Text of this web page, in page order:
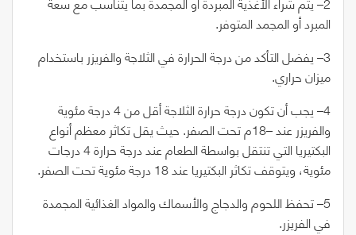
المبرد أو المجمد المتوفر.
3– يفضل التأكد من درجة الحرارة في الثلاجة والفريزر باستخدام
ميزان حراري.
4
– يجب أن تكون درجة حرارة الثلاجة أقل من 4 درجة مئوية
والفريزر عند –18م تحت الصفر. حيث يقل تكاثر معظم أنواع
البكتيريا التي تنتقل بواسطة الطعام عند درجة حرارة4درجات
مئوية، ويتوقف تكاثر البكتيريا عند18درجة مئوية تحت الصفر.
5– تحفظ اللحوم والدجاج والأسماك والمواد الغذائية المجمدة
في الفريزر.